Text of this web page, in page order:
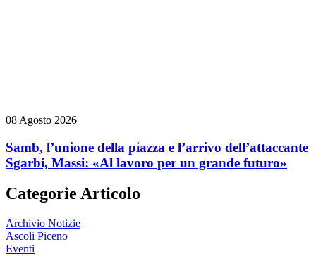
08 Agosto 2026
Samb, l’unione della piazza e l’arrivo dell’attaccante
Sgarbi, Massi: «Al lavoro per un grande futuro»
Categorie Articolo
Archivio Notizie
Ascoli Piceno
Eventi